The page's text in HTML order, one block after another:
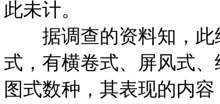
此未计。
据调查的资料知，此
式，有横卷式、屏风式
图式数种，其表现的内